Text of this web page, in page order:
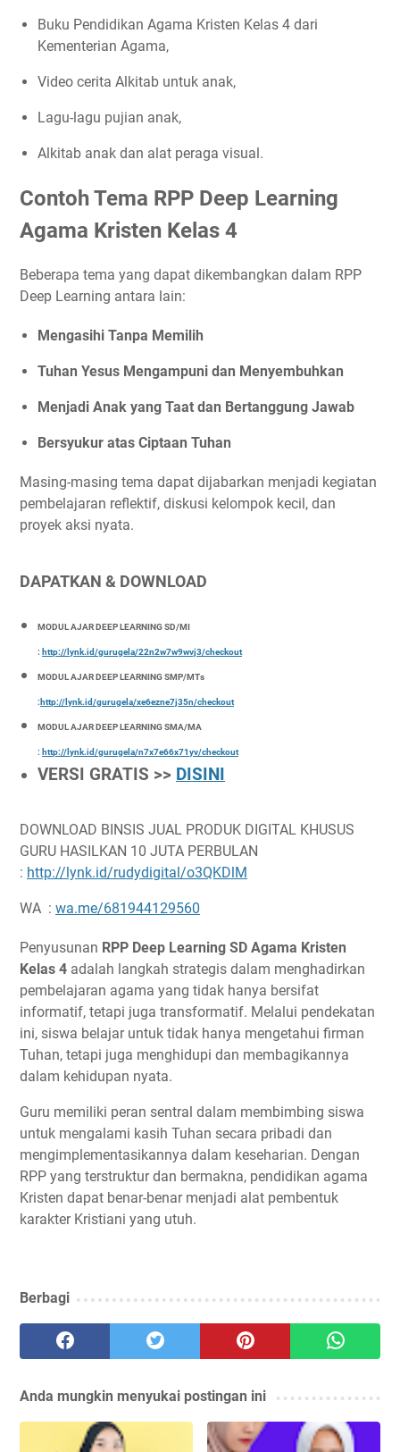
Buku Pendidikan Agama Kristen Kelas 4 dari
Kementerian Agama,
Video cerita Alkitab untuk anak,
Lagu-lagu pujian anak,
Alkitab anak dan alat peraga visual.
Contoh Tema RPP Deep Learning
Agama Kristen Kelas 4
Beberapa tema yang dapat dikembangkan dalam RPP
Deep Learning antara lain:
Mengasihi Tanpa Memilih
Tuhan Yesus Mengampuni dan Menyembuhkan
Menjadi Anak yang Taat dan Bertanggung Jawab
Bersyukur atas Ciptaan Tuhan
Masing-masing tema dapat dijabarkan menjadi kegiatan
pembelajaran reflektif, diskusi kelompok kecil, dan
proyek aksi nyata.
DAPATKAN & DOWNLOAD
MODUL AJAR DEEP LEARNING SD/MI
: http://lynk.id/gurugela/22n2w7w9wvj3/checkout
MODUL AJAR DEEP LEARNING SMP/MTs
: http://lynk.id/gurugela/xe6ezne7j35n/checkout
MODUL AJAR DEEP LEARNING SMA/MA
: http://lynk.id/gurugela/n7x7e66x71yv/checkout
VERSI GRATIS >> DISINI
DOWNLOAD BINSIS JUAL PRODUK DIGITAL KHUSUS
GURU HASILKAN 10 JUTA PERBULAN
: http://lynk.id/rudydigital/o3QKDlM
WA : wa.me/681944129560
Penyusunan RPP Deep Learning SD Agama Kristen
Kelas 4 adalah langkah strategis dalam menghadirkan
pembelajaran agama yang tidak hanya bersifat
informatif, tetapi juga transformatif. Melalui pendekatan
ini, siswa belajar untuk tidak hanya mengetahui firman
Tuhan, tetapi juga menghidupi dan membagikannya
dalam kehidupan nyata.
Guru memiliki peran sentral dalam membimbing siswa
untuk mengalami kasih Tuhan secara pribadi dan
mengimplementasikannya dalam keseharian. Dengan
RPP yang terstruktur dan bermakna, pendidikan agama
Kristen dapat benar-benar menjadi alat pembentuk
karakter Kristiani yang utuh.
Berbagi
Anda mungkin menyukai postingan ini